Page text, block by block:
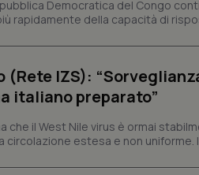
Democratica del Congo
rapidamente della capacità di
(Rete IZS):
italiano preparato”
che il West Nile virus è ormai
estesa e non uniforme.
www.quotidianosanita.it
2
www.quotidianosanita.it
2